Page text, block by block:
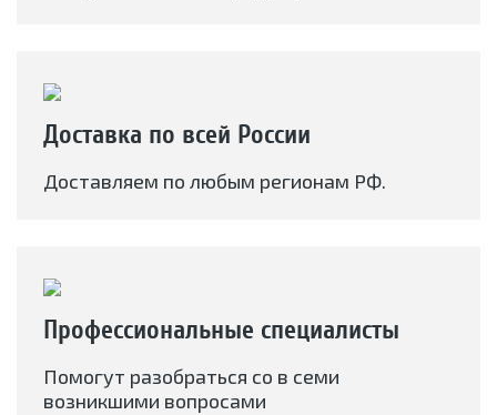
Доставка по всей России
Доставляем по любым регионам РФ.
Профессиональные специалисты
Помогут разобраться со в семи
возникшими вопросами